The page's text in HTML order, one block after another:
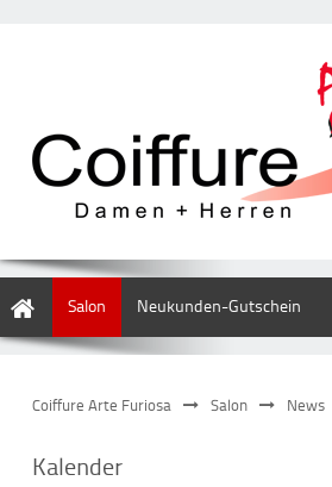
Salon Neukunden-Gutschein
Coiffure Arte Furiosa Salon News
Kalender